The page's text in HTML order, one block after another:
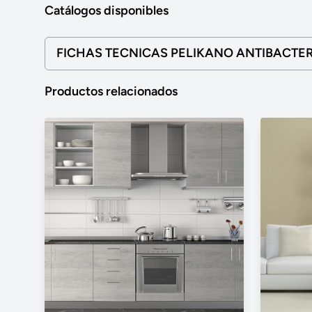
Catálogos disponibles
FICHAS TECNICAS PELIKANO
Productos relacionados